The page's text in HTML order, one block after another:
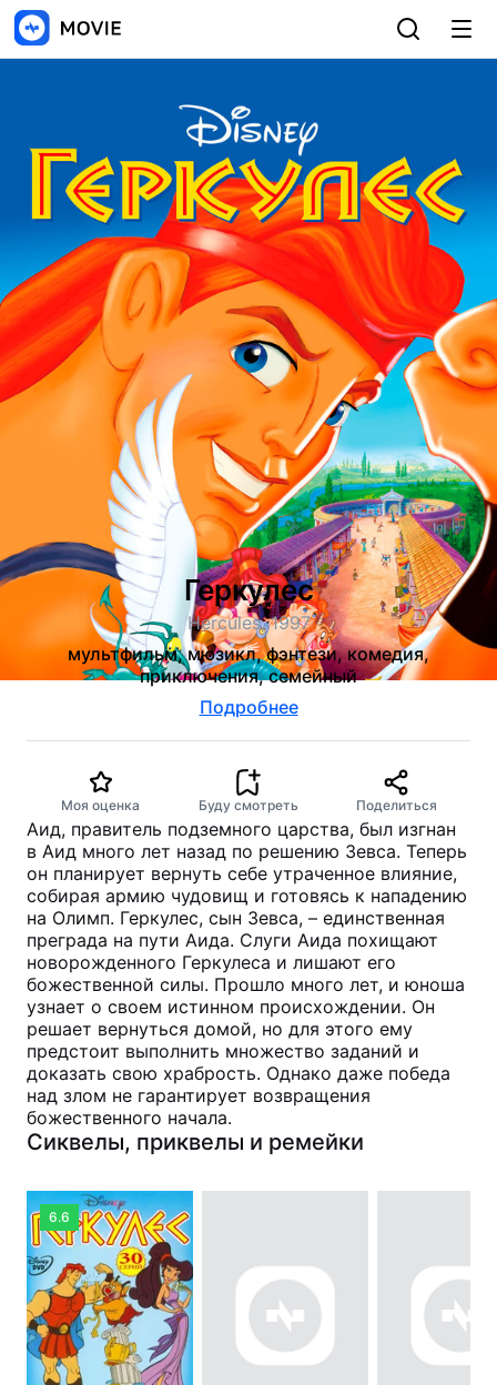
Геркулес
Hercules, 1997
мультфильм, мюзикл, фэнтези, комедия,
приключения, семейный
Подробнее
Моя оценка Буду смотреть Поделиться
Аид, правитель подземного царства, был изгнан
в Аид много лет назад по решению Зевса. Теперь
он планирует вернуть себе утраченное влияние,
собирая армию чудовищ и готовясь к нападению
на Олимп. Геркулес, сын Зевса, – единственная
преграда на пути Аида. Слуги Аида похищают
новорожденного Геркулеса и лишают его
божественной силы. Прошло много лет, и юноша
узнает о своем истинном происхождении. Он
решает вернуться домой, но для этого ему
предстоит выполнить множество заданий и
доказать свою храбрость. Однако даже победа
над злом не гарантирует возвращения
божественного начала.
Сиквелы, приквелы и ремейки
6.6